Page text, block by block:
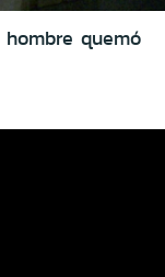
quemó